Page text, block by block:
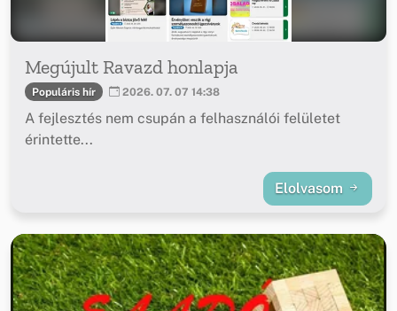
Megújult Ravazd honlapja
Populáris hír 2026. 07. 07 14:38
A fejlesztés nem csupán a felhasználói felületet
érintette...
Elolvasom